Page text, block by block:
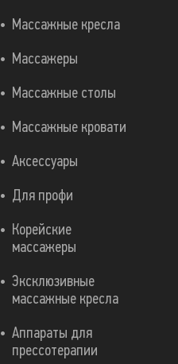
Массажные кресла
Массажеры
Массажные столы
Массажные кровати
Аксессуары
Для профи
Корейские
массажеры
Эксклюзивные
массажные кресла
Аппараты для
прессотерапии